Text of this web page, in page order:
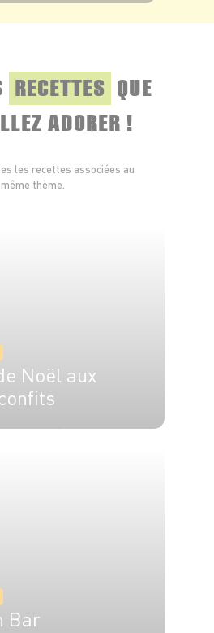
RECETTES QUE
ADORER !
les recettes associées au
même thème.
Noël aux
Bar